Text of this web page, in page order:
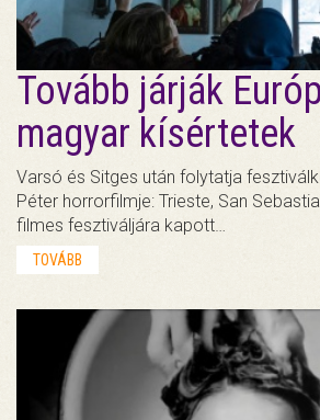
Tovább járják
magyar kísértetek
Varsó és Sitges után folytatja
Péter horrorfilmje: Trieste, San
filmes fesztiváljára kapott…
TOVÁBB